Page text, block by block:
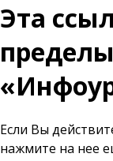
Эта
Если Вы
нажмите на нее